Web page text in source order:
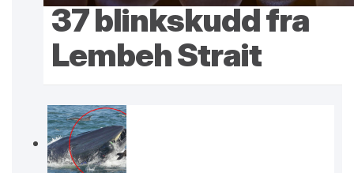
37 blinkskudd fra
Lembeh Strait